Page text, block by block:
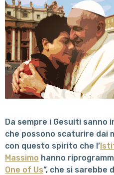
Da sempre i Gesuiti
che possono scaturire dai
con questo spirito che l’
Massimo hanno
One of Us”, che si sarebbe